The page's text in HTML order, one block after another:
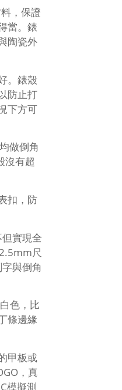
，保證
當。錶
陶瓷外
。錶殼
防止打
下方可
做倒角
沒有超
扣，防
實現全
尺
與倒角
色，比
條邊緣
甲板或
，真
模擬測